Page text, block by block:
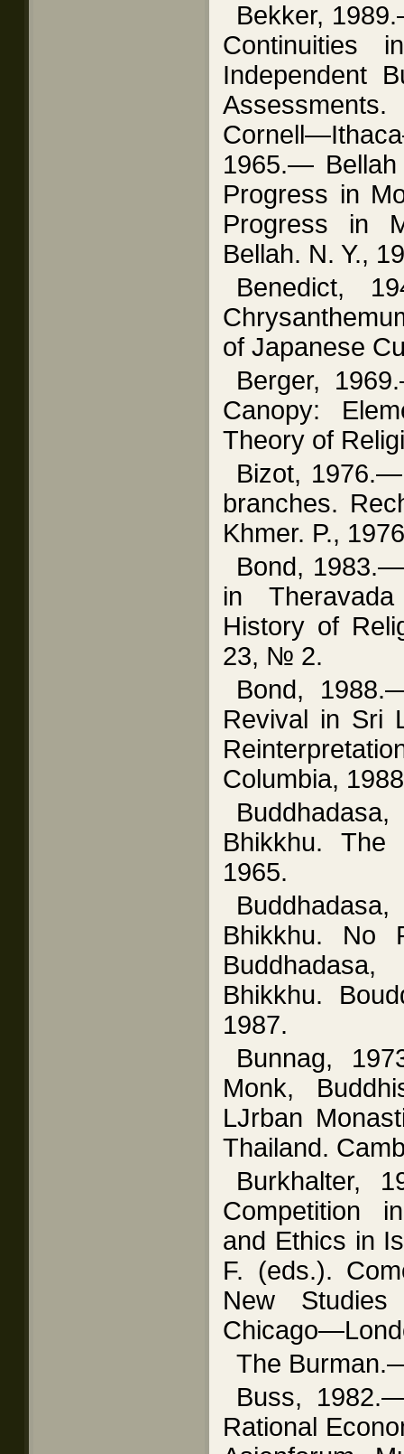
Bekker,
Continuities
Independent
1965.— Bellah
Progress in
Progress in
Bellah. N. Y.,
Benedict,
of Japanese
Berger,
Canopy:
Theory of
Bizot,
branches.
Khmer. P.,
Bond,
in
History of
23, № 2.
Bond,
Revival in Sri
Columbia,
Bhikkhu. The
1965.
Bhikkhu. No
Bhikkhu.
1987.
Bunnag,
Monk,
LJrban
Thailand.
Burkhalter,
Competition
and Ethics in
F. (eds.).
New
The
Buss,
Rational